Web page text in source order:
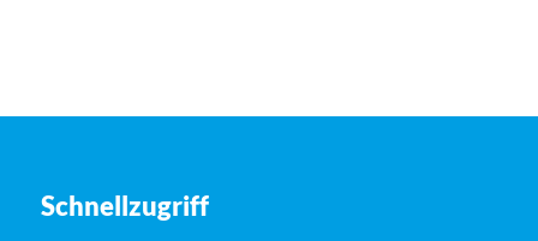
Schnellzugriff